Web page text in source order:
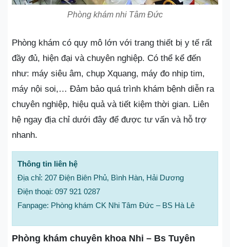
Phòng khám nhi Tâm Đức
Phòng khám có quy mô lớn với trang thiết bị y tế rất
đầy đủ, hiện đại và chuyên nghiệp. Có thể kể đến
như: máy siêu âm, chụp Xquang, máy đo nhịp tim,
máy nội soi,… Đảm bảo quá trình khám bệnh diễn ra
chuyên nghiệp, hiệu quả và tiết kiệm thời gian. Liên
hệ ngay địa chỉ dưới đây để được tư vấn và hỗ trợ
nhanh.
Thông tin liên hệ
Địa chỉ: 207 Điện Biên Phủ, Bình Hàn, Hải Dương
Điện thoại: 097 921 0287
Fanpage: Phòng khám CK Nhi Tâm Đức – BS Hà Lê
Phòng khám chuyên khoa Nhi – Bs Tuyên